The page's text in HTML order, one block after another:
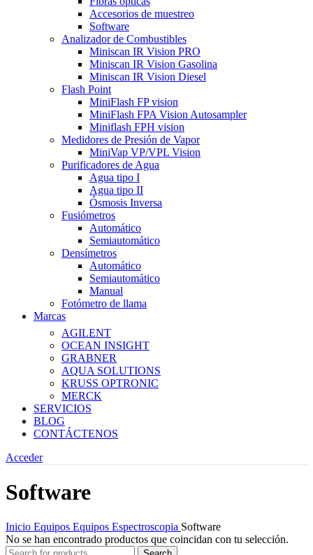
Accesorios de muestreo
Software
Analizador de Combustibles
Miniscan IR Vision PRO
Miniscan IR Vision Gasolina
Miniscan IR Vision Diesel
Flash Point
MiniFlash FP vision
MiniFlash FPA Vision Autosampler
Miniflash FPH vision
Medidores de Presión de Vapor
MiniVap VP/VPL Vision
Purificadores de Agua
Agua tipo I
Agua tipo II
Ósmosis Inversa
Fusiómetros
Automático
Semiautomático
Densímetros
Automático
Semiautomático
Manual
Fotómetro de llama
Marcas
AGILENT
OCEAN INSIGHT
GRABNER
AQUA SOLUTIONS
KRUSS OPTRONIC
MERCK
SERVICIOS
BLOG
CONTÁCTENOS
Acceder
Software
Inicio Equipos Equipos Espectroscopia Software
No se han encontrado productos que coincidan con tu selección.